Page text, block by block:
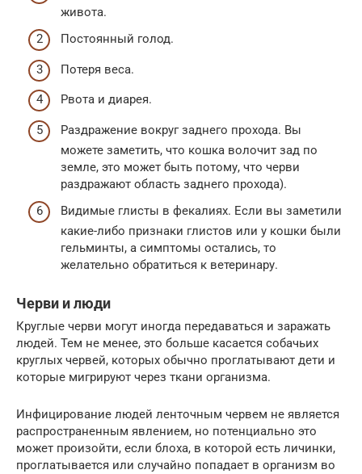
живота.
Постоянный голод.
Потеря веса.
Рвота и диарея.
Раздражение вокруг заднего прохода. Вы
можете заметить, что кошка волочит зад по
земле, это может быть потому, что черви
раздражают область заднего прохода).
Видимые глисты в фекалиях. Если вы заметили
какие-либо признаки глистов или у кошки были
гельминты, а симптомы остались, то
желательно обратиться к ветеринару.
Черви и люди
Круглые черви могут иногда передаваться и заражать
людей. Тем не менее, это больше касается собачьих
круглых червей, которых обычно проглатывают дети и
которые мигрируют через ткани организма.
Инфицирование людей ленточным червем не является
распространенным явлением, но потенциально это
может произойти, если блоха, в которой есть личинки,
проглатывается или случайно попадает в организм во